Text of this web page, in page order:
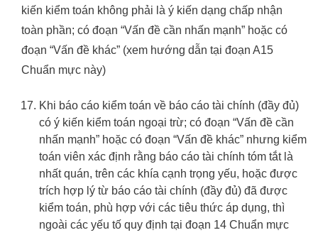
kiến kiểm toán không phải là ý kiến dạng chấp nhận
toàn phần; có đoạn “Vấn đề cần nhấn mạnh” hoặc có
đoạn “Vấn đề khác” (xem hướng dẫn tại đoạn A15
Chuẩn mực này)
Khi báo cáo kiểm toán về báo cáo tài chính (đầy đủ)
có ý kiến kiểm toán ngoại trừ; có đoạn “Vấn đề cần
nhấn mạnh” hoặc có đoạn “Vấn đề khác” nhưng kiểm
toán viên xác định rằng báo cáo tài chính tóm tắt là
nhất quán, trên các khía cạnh trọng yếu, hoặc được
trích hợp lý từ báo cáo tài chính (đầy đủ) đã được
kiểm toán, phù hợp với các tiêu thức áp dụng, thì
ngoài các yếu tố quy định tại đoạn 14 Chuẩn mực